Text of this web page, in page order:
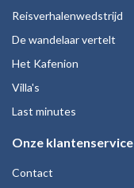
Reisverhalenwedstrijd
De wandelaar vertelt
Het Kafenion
Villa's
Last minutes
Onze klantenservice
Contact